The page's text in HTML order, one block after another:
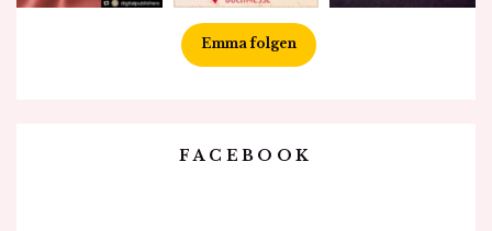
Emma folgen
FACEBOOK